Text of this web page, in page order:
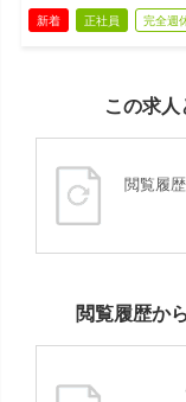
新着 正社員 完全週
この求
閲覧履
閲覧履歴か